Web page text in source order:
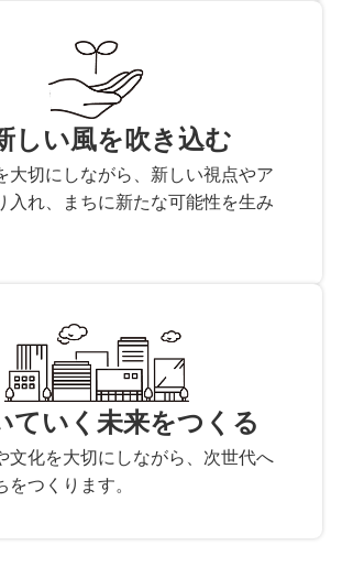
しい風を吹き込む
大切にしながら、新しい視点やア
入れ、まちに新たな可能性を生み
ていく未来をつくる
文化を大切にしながら、次世代へ
をつくります。